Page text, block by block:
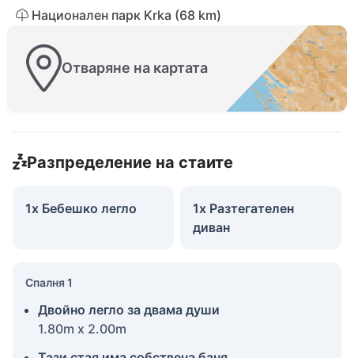
Национален парк Krka (68 km)
Отваряне на картата
Разпределение на стаите
1x Бебешко легло
1x Разтегателен
диван
Спалня 1
Двойно легло за двама души
1.80m x 2.00m